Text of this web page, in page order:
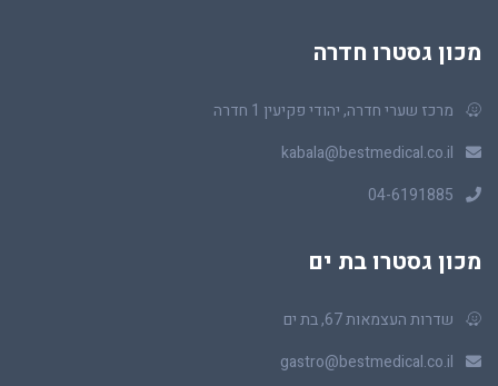
מכון גסטרו חדרה
מרכז שערי חדרה, יהודי פקיעין 1 חדרה
kabala@bestmedical.co.il
04-6191885
מכון גסטרו בת ים
שדרות העצמאות 67, בת ים
gastro@bestmedical.co.il